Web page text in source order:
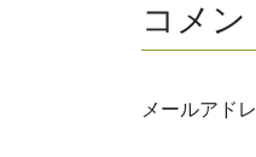
コメ
メールアド